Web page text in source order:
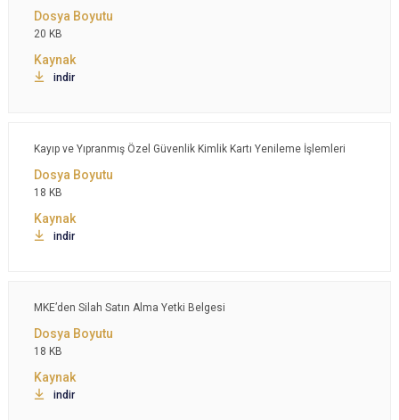
20 KB
indir
Kayıp ve Yıpranmış Özel Güvenlik Kimlik Kartı Yenileme İşlemleri
18 KB
indir
MKE’den Silah Satın Alma Yetki Belgesi
18 KB
indir